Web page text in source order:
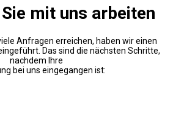
mit uns arbeiten
Anfragen erreichen, haben wir einen
Das sind die nächsten Schritte,
nachdem Ihre
bei uns eingegangen ist: